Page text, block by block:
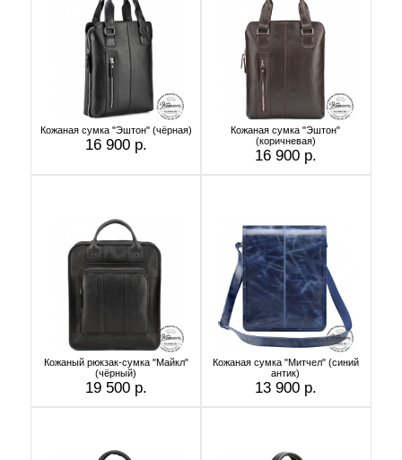
Кожаная сумка "Эштон" (чёрная)
16 900 р.
Кожаная сумка "Эштон"
(коричневая)
16 900 р.
Кожаный рюкзак-сумка "Майкл"
(чёрный)
19 500 р.
Кожаная сумка "Митчел" (синий
антик)
13 900 р.